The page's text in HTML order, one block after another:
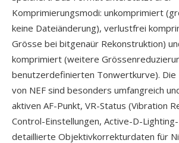
Komprimierungsmodi: unkomprimiert
keine Dateiänderung), verlustfrei
Grösse bei bitgenaür Rekonstruktion)
komprimiert (weitere
benutzerdefinierten Tonwertkurve).
von NEF sind besonders umfangreich
aktiven AF-Punkt, VR-Status (Vibration
Control-Einstellungen, Active-D-
detaillierte Objektivkorrekturdaten für